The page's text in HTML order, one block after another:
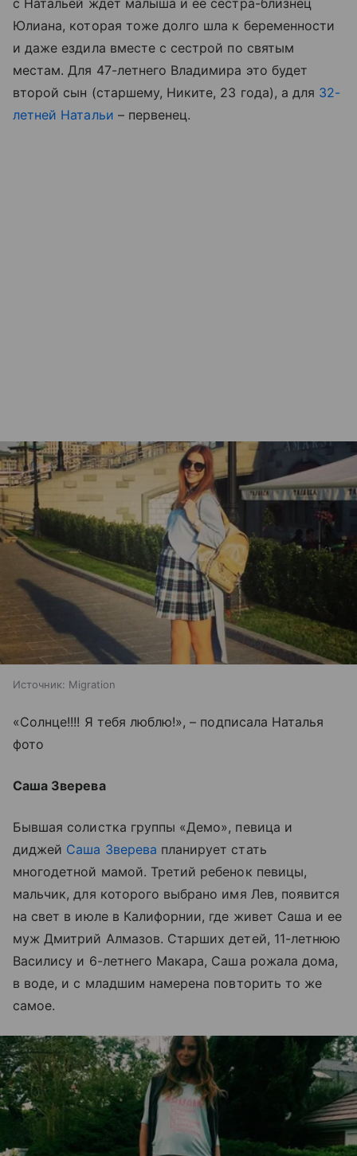
с Натальей ждет малыша и ее сестра-близнец
Юлиана, которая тоже долго шла к беременности
и даже ездила вместе с сестрой по святым
местам. Для 47-летнего Владимира это будет
второй сын (старшему, Никите, 23 года), а для 32-
летней Натальи – первенец.
Источник: Migration
«Солнце!!!! Я тебя люблю!», – подписала Наталья
фото
Саша Зверева
Бывшая солистка группы «Демо», певица и
диджей Саша Зверева планирует стать
многодетной мамой. Третий ребенок певицы,
мальчик, для которого выбрано имя Лев, появится
на свет в июле в Калифорнии, где живет Саша и ее
муж Дмитрий Алмазов. Старших детей, 11-летнюю
Василису и 6-летнего Макара, Саша рожала дома,
в воде, и с младшим намерена повторить то же
самое.